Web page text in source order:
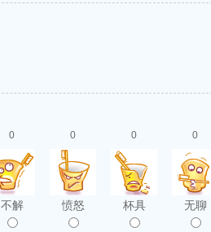
0
不解
0
愤怒
0
杯具
0
无聊